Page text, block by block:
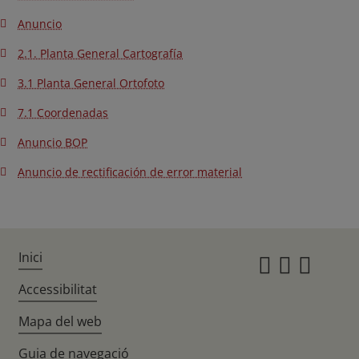
Anuncio
2.1. Planta General Cartografía
3.1 Planta General Ortofoto
7.1 Coordenadas
Anuncio BOP
Anuncio de rectificación de error material
Inici
Accessibilitat
Mapa del web
Guia de navegació